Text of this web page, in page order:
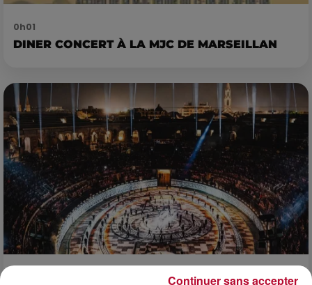
0h01
DINER CONCERT À LA MJC DE MARSEILLAN
Continuer sans accepter